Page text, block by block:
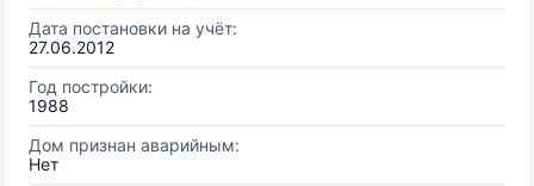
Дата постановки на учёт:
27.06.2012
Год постройки:
1988
Дом признан аварийным:
Нет